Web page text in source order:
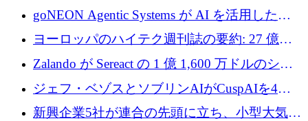
フラの構築に 500 万ユーロを調達
goNEON Agentic Systems が AI を活用したイ
ンフラ計画を加速するために 16 万ユーロを確
ヨーロッパのハイテク週刊誌の要約: 27 億ユ
ーロを超える 60 以上のハイテク資金調達取引
Zalando が Sereact の 1 億 1,600 万ドルのシリ
ーズ B に参加し、AI を活用した倉庫自動化を
ジェフ・ベゾスとソブリンAIがCuspAIを4億
5,000万ドルの資金調達で支援
新興企業5社が連合の先頭に立ち、小型大気質